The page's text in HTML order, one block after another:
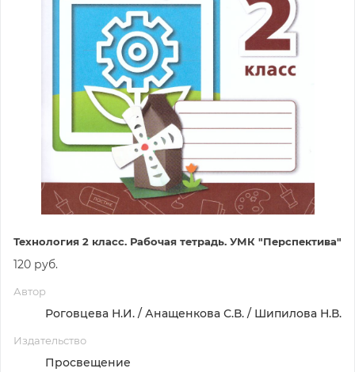
Технология 2 класс. Рабочая тетрадь. УМК "Перспектива"
120 руб.
Автор
Роговцева Н.И. / Анащенкова С.В. / Шипилова Н.В.
Издательство
Просвещение